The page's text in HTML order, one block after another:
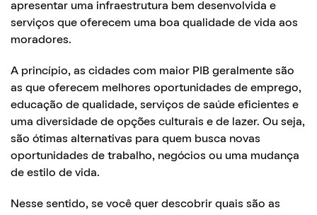
apresentar uma infraestrutura bem desenvolvida e
serviços que oferecem uma boa qualidade de vida aos
moradores.
A princípio, as cidades com maior PIB geralmente são
as que oferecem melhores oportunidades de emprego,
educação de qualidade, serviços de saúde eficientes e
uma diversidade de opções culturais e de lazer. Ou seja,
são ótimas alternativas para quem busca novas
oportunidades de trabalho, negócios ou uma mudança
de estilo de vida.
Nesse sentido, se você quer descobrir quais são as